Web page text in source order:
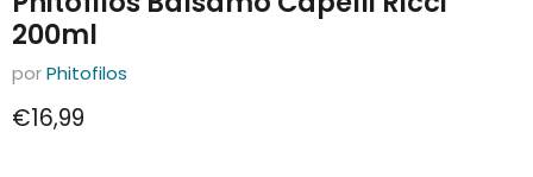
200ml
porPhitofilos
Precio actual
€16,99